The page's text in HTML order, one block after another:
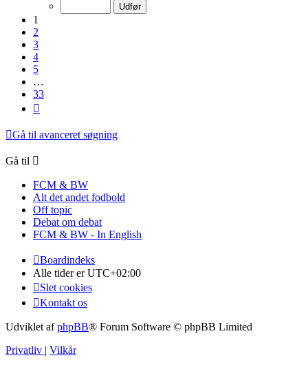
1
2
3
4
5
…
33
Gå til avanceret søgning
Gå til
FCM & BW
Alt det andet fodbold
Off topic
Debat om debat
FCM & BW - In English
Boardindeks
Alle tider erUTC+02:00
Slet cookies
Kontakt os
Udviklet afphpBB® Forum Software © phpBB Limited
Privatliv
Vilkår